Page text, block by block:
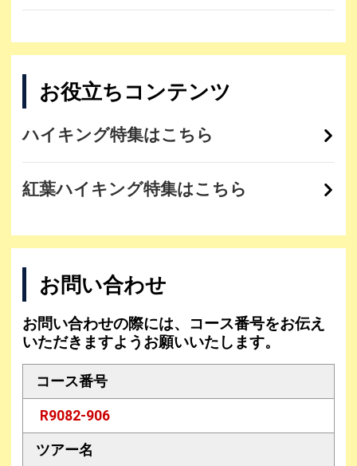
お役立ちコンテンツ
ハイキング特集はこちら
紅葉ハイキング特集はこちら
お問い合わせ
お問い合わせの際には、コース番号をお伝え
いただきますようお願いいたします。
コース番号
R9082-906
ツアー名